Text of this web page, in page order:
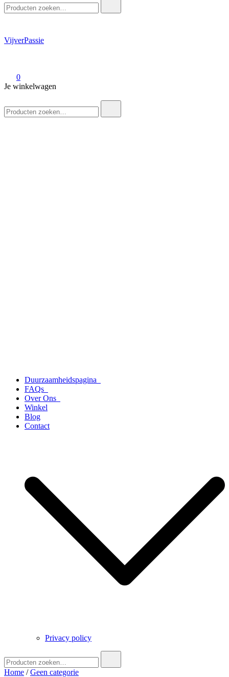
naar:
VijverPassie
0
Je winkelwagen
naar:
Duurzaamheidspagina
FAQs
Over Ons
Winkel
Blog
Contact
Privacy policy
naar:
Home /Geen categorie